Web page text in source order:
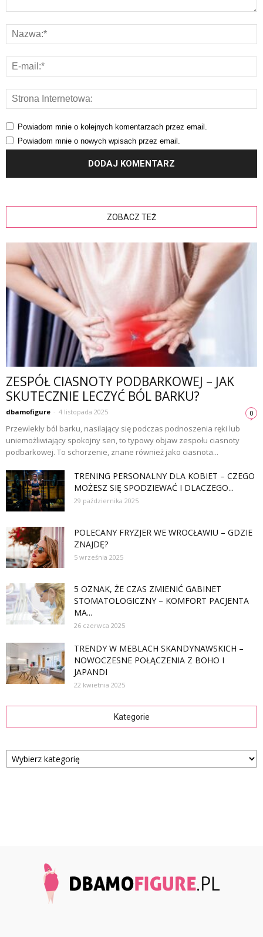
Powiadom mnie o kolejnych komentarzach przez email.
Powiadom mnie o nowych wpisach przez email.
ZOBACZ TEŻ
ZESPÓŁ CIASNOTY PODBARKOWEJ – JAK
SKUTECZNIE LECZYĆ BÓL BARKU?
dbamofigure - 4 listopada 2025 0
Przewlekły ból barku, nasilający się podczas podnoszenia ręki lub
uniemożliwiający spokojny sen, to typowy objaw zespołu ciasnoty
podbarkowej. To schorzenie, znane również jako ciasnota...
TRENING PERSONALNY DLA KOBIET – CZEGO
MOŻESZ SIĘ SPODZIEWAĆ I DLACZEGO...
29 października 2025
POLECANY FRYZJER WE WROCŁAWIU – GDZIE
ZNAJDĘ?
5 września 2025
5 OZNAK, ŻE CZAS ZMIENIĆ GABINET
STOMATOLOGICZNY – KOMFORT PACJENTA
MA...
26 czerwca 2025
TRENDY W MEBLACH SKANDYNAWSKICH –
NOWOCZESNE POŁĄCZENIA Z BOHO I
JAPANDI
22 kwietnia 2025
Kategorie
Kategorie